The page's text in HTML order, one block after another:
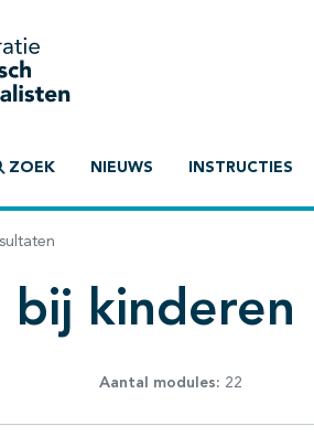
ZOEK NIEUWS INSTRUCTIES
bij kinderen
Aantal modules: 22